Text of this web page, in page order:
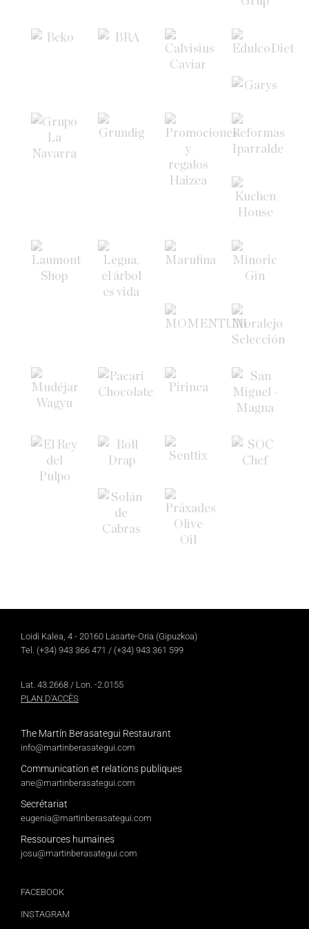
Autres collaborations
Travailler avec nous
École universitaire
Loidi Kalea, 4 - 20160 Lasarte-Oria (Gipuzkoa)
Tel. (+34) 943 366 471 / (+34) 943 361 599
Lat. 43.2668 / Lon. -2.0155
PLAN D'ACCÈS
The Martín Berasategui Restaurant
info@martinberasategui.com
Communication et relations publiques
ane@martinberasategui.com
Secrétariat
eugenia@martinberasategui.com
Ressources humaines
josu@martinberasategui.com
FACEBOOK
INSTAGRAM